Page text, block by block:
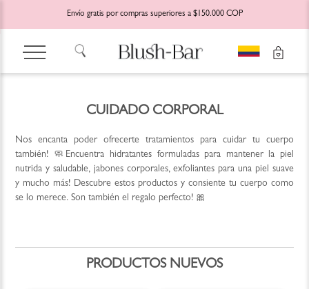
Envío gratis por compras superiores a $150.000 COP
CUIDADO CORPORAL
Nos encanta poder ofrecerte tratamientos para cuidar tu cuerpo
también! 🧼Encuentra hidratantes formuladas para mantener la piel
nutrida y saludable, jabones corporales, exfoliantes para una piel suave
y mucho más! Descubre estos productos y consiente tu cuerpo como
se lo merece. Son también el regalo perfecto! 🎀
PRODUCTOS NUEVOS